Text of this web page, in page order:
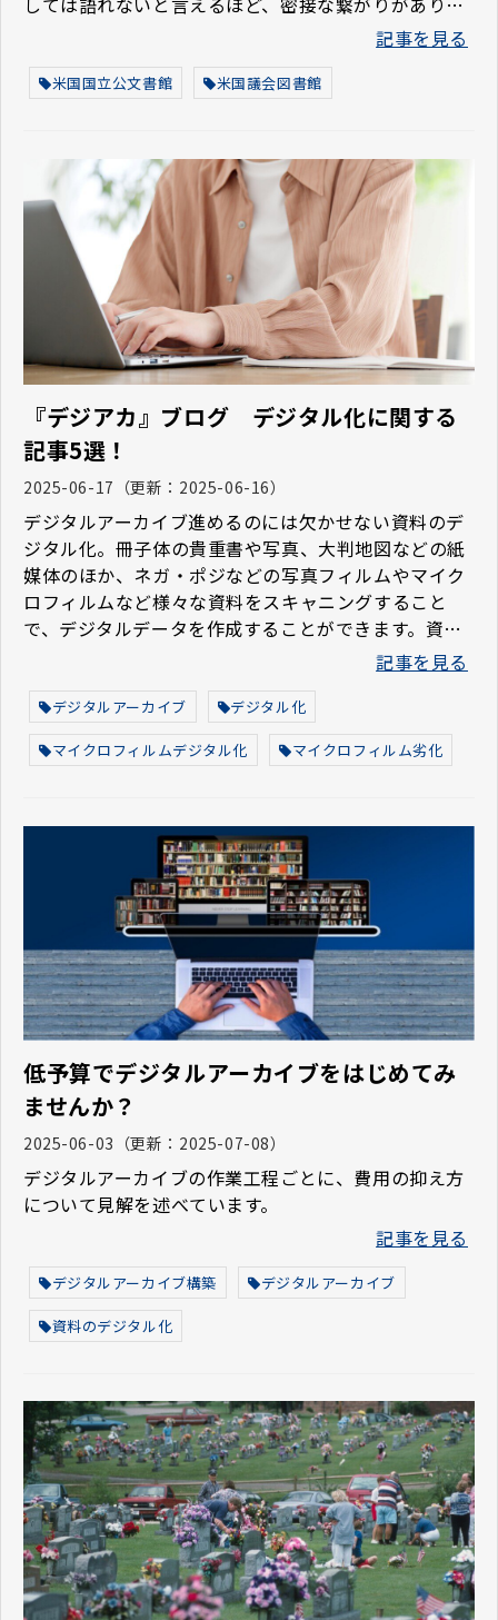
した。そんな思いから、今回は、米国国立公文書館や
国へやってきた移民の人々の様子を描いた資料や写真
記事を見る
米国国立公文書館 米国議会図書館
『デジアカ』ブログ デジタル化に関する
記事5選！
2025-06-17 （更新： 2025-06-16）
デジタルアーカイブ進めるのには欠かせない資料のデ
ジタル化。冊子体の貴重書や写真、大判地図などの紙
媒体のほか、ネガ・ポジなどの写真フィルムやマイク
ロフィルムなど様々な資料をスキャニングすること
で、デジタルデータを作成することができます。資料
を有効活用する上でこのデジタル化は欠かせない作業
で、デジタル化をテーマにした記事５選をご紹介しま
す。
記事を見る
デジタルアーカイブ デジタル化
マイクロフィルムデジタル化 マイクロフィルム劣化
低予算でデジタルアーカイブをはじめてみ
ませんか？
2025-06-03 （更新： 2025-07-08）
デジタルアーカイブの作業工程ごとに、費用の抑え方
について見解を述べています。
記事を見る
デジタルアーカイブ構築 デジタルアーカイブ
資料のデジタル化